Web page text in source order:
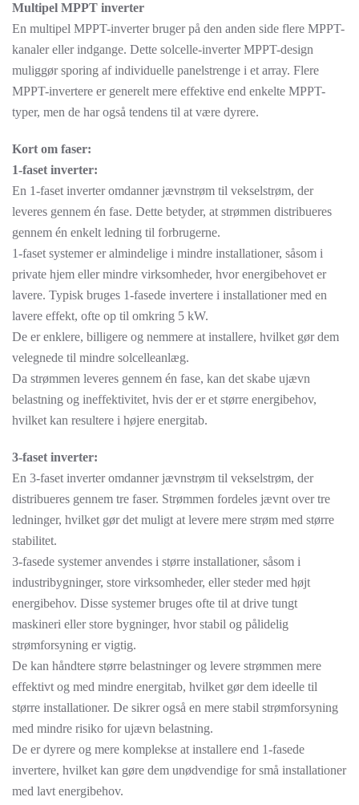
Multipel MPPT inverter
En multipel MPPT-inverter bruger på den anden side flere MPPT-
kanaler eller indgange. Dette solcelle-inverter MPPT-design
muliggør sporing af individuelle panelstrenge i et array. Flere
MPPT-invertere er generelt mere effektive end enkelte MPPT-
typer, men de har også tendens til at være dyrere.
Kort om faser:
1-faset inverter:
En 1-faset inverter omdanner jævnstrøm til vekselstrøm, der
leveres gennem én fase. Dette betyder, at strømmen distribueres
gennem én enkelt ledning til forbrugerne.
1-faset systemer er almindelige i mindre installationer, såsom i
private hjem eller mindre virksomheder, hvor energibehovet er
lavere. Typisk bruges 1-fasede invertere i installationer med en
lavere effekt, ofte op til omkring 5 kW.
De er enklere, billigere og nemmere at installere, hvilket gør dem
velegnede til mindre solcelleanlæg.
Da strømmen leveres gennem én fase, kan det skabe ujævn
belastning og ineffektivitet, hvis der er et større energibehov,
hvilket kan resultere i højere energitab.
3-faset inverter:
En 3-faset inverter omdanner jævnstrøm til vekselstrøm, der
distribueres gennem tre faser. Strømmen fordeles jævnt over tre
ledninger, hvilket gør det muligt at levere mere strøm med større
stabilitet.
3-fasede systemer anvendes i større installationer, såsom i
industribygninger, store virksomheder, eller steder med højt
energibehov. Disse systemer bruges ofte til at drive tungt
maskineri eller store bygninger, hvor stabil og pålidelig
strømforsyning er vigtig.
De kan håndtere større belastninger og levere strømmen mere
effektivt og med mindre energitab, hvilket gør dem ideelle til
større installationer. De sikrer også en mere stabil strømforsyning
med mindre risiko for ujævn belastning.
De er dyrere og mere komplekse at installere end 1-fasede
invertere, hvilket kan gøre dem unødvendige for små installationer
med lavt energibehov.